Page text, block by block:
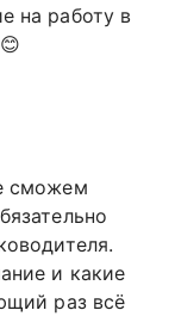
на работу в
сможем
и какие
раз всё